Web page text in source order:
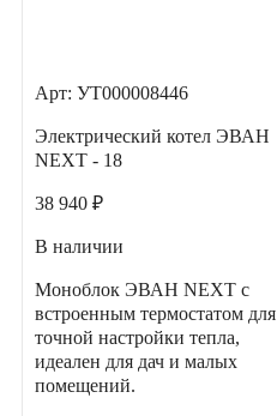
Арт: УТ000008446
Электрический котел ЭВАН
NEXT - 18
38 940 ₽
В наличии
Моноблок ЭВАН NEXT с
встроенным термостатом для
точной настройки тепла,
идеален для дач и малых
помещений.